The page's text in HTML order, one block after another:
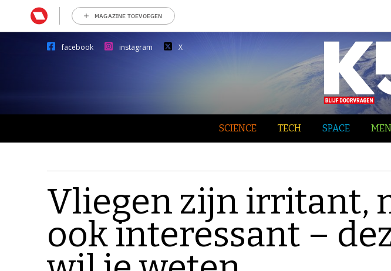
MAGAZINE TOEVOEGEN
facebook instagram X
SCIENCE TECH SPACE
Vliegen zijn irritant,
ook interessant –